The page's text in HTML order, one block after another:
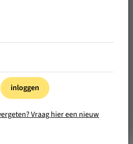
inloggen
Vraag hier een nieuw